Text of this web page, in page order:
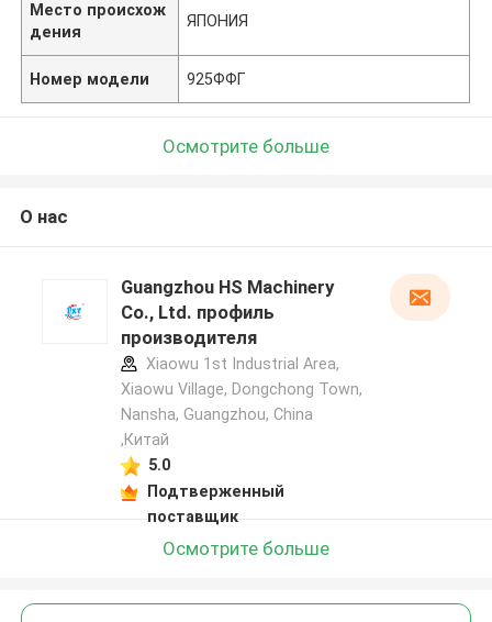
Место происхож
дения
ЯПОНИЯ
Номер модели 925ФФГ
Осмотрите больше
О нас
Guangzhou HS Machinery
Co., Ltd. профиль
производителя
Xiaowu 1st Industrial Area,
Xiaowu Village, Dongchong Town,
Nansha, Guangzhou, China
,Китай
5.0
Подтверженный
поставщик
Осмотрите больше